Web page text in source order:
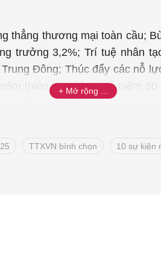
thẳng thương mại toàn cầu;
trưởng 3,2%; Trí tuệ nhân
Đông; Thúc đẩy các nỗ
thiên tai kỷ lục; Kỷ niệm 80
năm 2025 do TTXVN bình
TTXVN bình chọn 10 sự kiện